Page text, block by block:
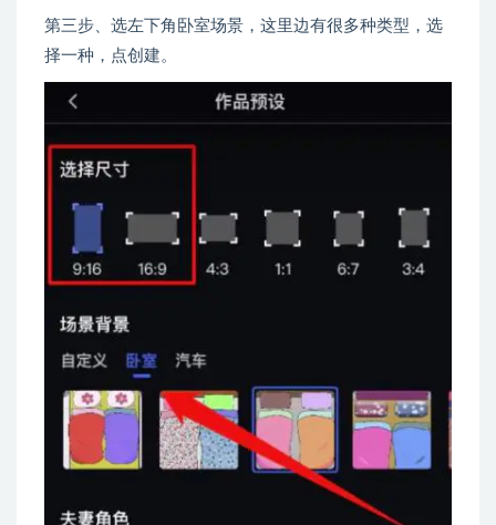
第三步、选左下角卧室场景，这里边有很多种类型，选
择一种，点创建。